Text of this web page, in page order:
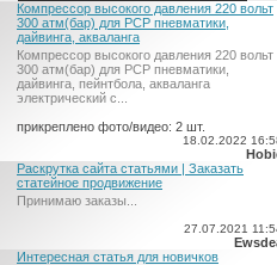
Компрессор высокого давления 220 вольт
300 атм(бар) для PCP пневматики,
дайвинга, акваланга
Компрессор высокого давления 220 вольт
300 атм(бар) для PCP пневматики,
дайвинга, пейнтбола, акваланга
электрический c...
прикреплено фото/видео: 2 шт.
18.02.2022
Раскрутка сайта статьями | Заказать
статейное продвижение
Принимаю заказы...
27.07.2021
Интересная статья для новичков